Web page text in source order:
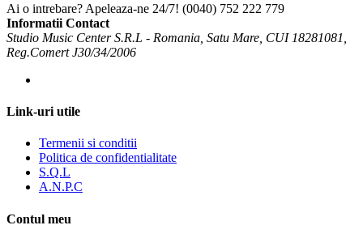
Ai o intrebare? Apeleaza-ne 24/7! (0040) 752 222 779
Informatii Contact
Studio Music Center S.R.L - Romania, Satu Mare, CUI 18281081,
Reg.Comert J30/34/2006
Link-uri utile
Termenii si conditii
Politica de confidentialitate
S.Q.L
A.N.P.C
Contul meu